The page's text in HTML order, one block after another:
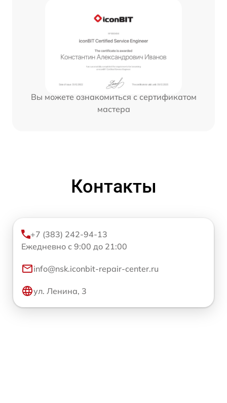
Вы можете ознакомиться с сертификатом
мастера
Контакты
+7 (383) 242-94-13
Ежедневно с 9:00 до 21:00
info@nsk.iconbit-repair-center.ru
ул. Ленина, 3